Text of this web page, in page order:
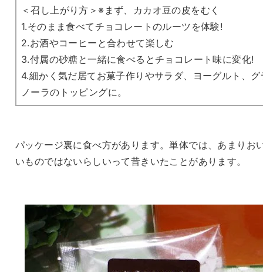
＜召し上がり方＞※まず、カカオ豆の皮をむく
1.そのまま食べてチョコレートのルーツを体験!
2.お酒やコーヒーと合わせて楽しむ
3.付属の砂糖と一緒に食べるとチョコレート味に変化!
4.細かく気だ居てお菓子作りやサラダ、ヨーグルト、グ
ノーラのトッピングに。
パッケージ裏に食べ方があります。単体では、あまりお
いものではないらしいって昔きいたことがあります。